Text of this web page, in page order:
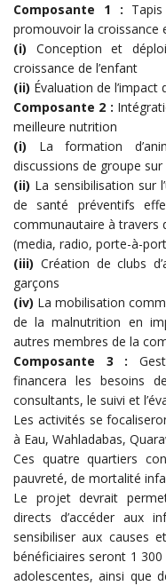
Composante 1 :
promouvoir la croissance
(i) Conception et
croissance de l’enfant
(ii) Évaluation de l’impact
Composante 2 :
meilleure nutrition
(i) La formation
discussions de groupe
(ii) La sensibilisation sur
de santé préventifs
communautaire à travers
(media, radio, porte-à-
(iii) Création de clubs
garçons
(iv) La mobilisation
de la malnutrition en
autres membres de la
Composante 3 :
financera les besoins
consultants, le suivi et
Les activités se
à Eau, Wahladabas,
Ces quatre quartiers
pauvreté, de mortalité
Le projet devrait
directs d’accéder aux
sensibiliser aux causes
bénéficiaires seront 1
adolescentes, ainsi que